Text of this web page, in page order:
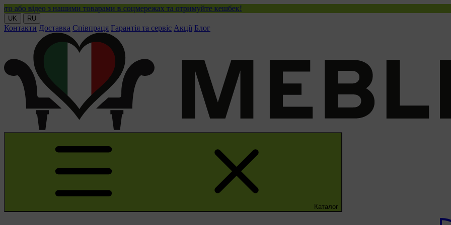
товарами в соцмережах та отримуйте кешбек!
UK RU
Контакти Доставка Співпраця Гарантія та сервіс Акції Блог
Каталог